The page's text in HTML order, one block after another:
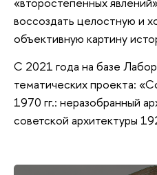
воссоздать целостную и
объективную картину
С 2021 года на базе
тематических проекта:
1970 гг.: неразобранный
советской архитектуры